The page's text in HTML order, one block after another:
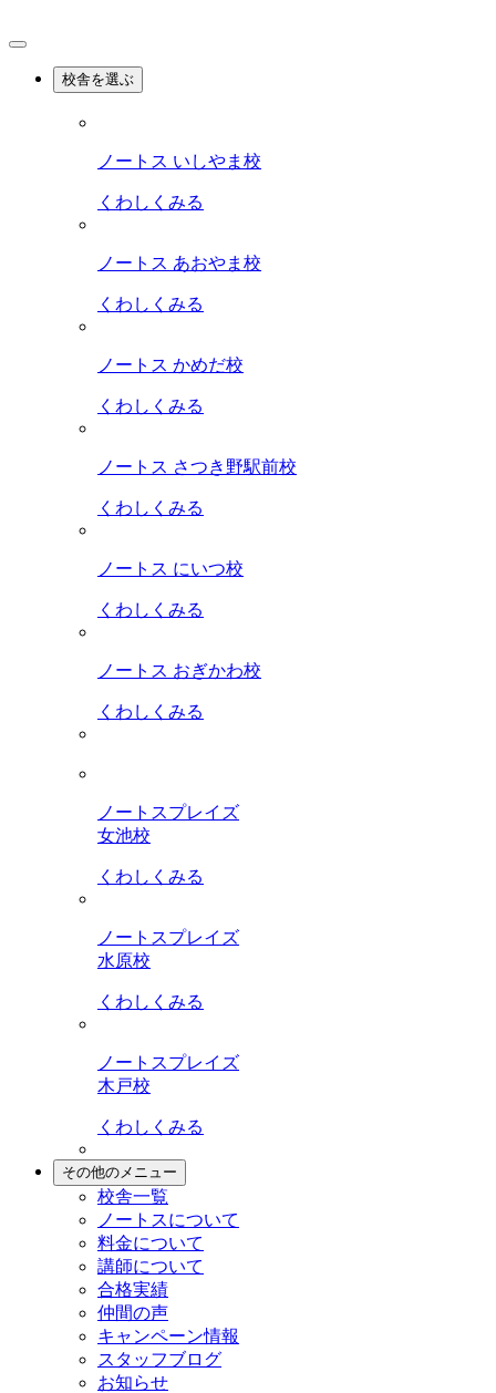
校舎を選ぶ
ノートス いしやま校
くわしくみる
ノートス あおやま校
くわしくみる
ノートス かめだ校
くわしくみる
ノートス さつき野駅前校
くわしくみる
ノートス にいつ校
くわしくみる
ノートス おぎかわ校
くわしくみる
ノートスプレイズ
女池校
くわしくみる
ノートスプレイズ
水原校
くわしくみる
ノートスプレイズ
木戸校
くわしくみる
その他のメニュー
校舎一覧
ノートスについて
料金について
講師について
合格実績
仲間の声
キャンペーン情報
スタッフブログ
お知らせ